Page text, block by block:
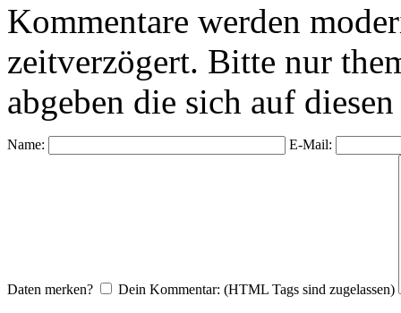
Kommentare werden
zeitverzögert. Bitte nur
abgeben die sich auf
Name: E-Mail:
Daten merken? Dein Kommentar: (HTML Tags sind zugelassen)